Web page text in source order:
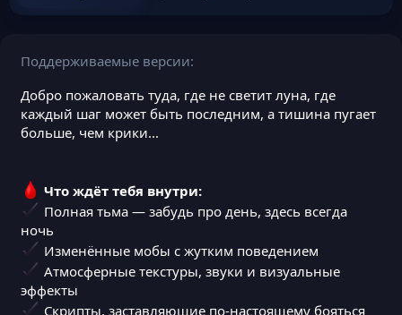
Поддерживаемые версии
Добро пожаловать туда, где не светит луна, где
каждый шаг может быть последним, а тишина пугает
больше, чем крики...
Что ждёт тебя внутри:
Полная тьма — забудь про день, здесь всегда
ночь
Изменённые мобы с жутким поведением
Атмосферные текстуры, звуки и визуальные
эффекты
Скрипты, заставляющие по-настоящему бояться